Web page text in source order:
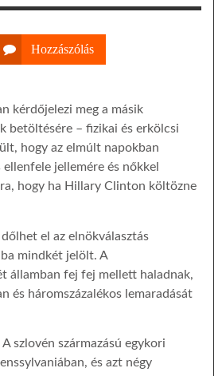
Hozzászólás
kérdőjelezi meg a másik
betöltésére – fizikai és erkölcsi
hogy az elmúlt napokban
jellemére és nőkkel
hogy ha Hillary Clinton költözne
el az elnökválasztás
mindkét jelölt. A
államban fej fej mellett haladnak,
és háromszázalékos lemaradását
szlovén származású egykori
és azt négy